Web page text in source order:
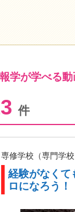
学が学べる
件
専修学校（専門学
経験がなくて
ロになろう！